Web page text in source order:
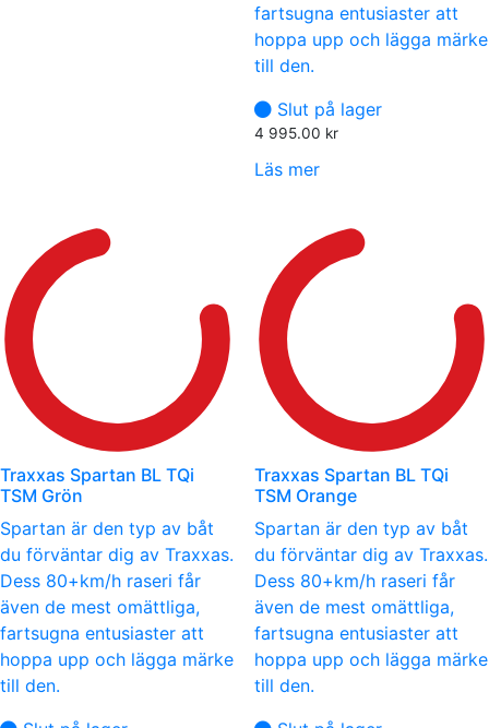
fartsugna entusiaster att
hoppa upp och lägga märke
till den.
Slut på lager
4 995.00 kr
Läs mer
Traxxas Spartan BL TQi
TSM Grön
Spartan är den typ av båt
du förväntar dig av Traxxas.
Dess 80+km/h raseri får
även de mest omättliga,
fartsugna entusiaster att
hoppa upp och lägga märke
till den.
Traxxas Spartan BL TQi
TSM Orange
Spartan är den typ av båt
du förväntar dig av Traxxas.
Dess 80+km/h raseri får
även de mest omättliga,
fartsugna entusiaster att
hoppa upp och lägga märke
till den.